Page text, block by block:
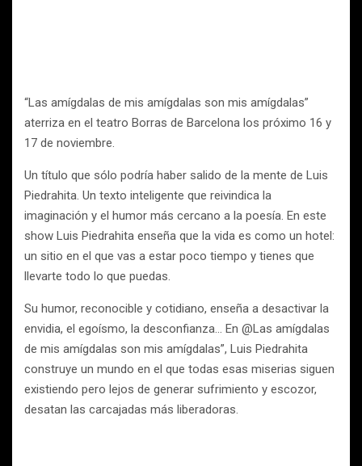
“Las amígdalas de mis amígdalas son mis amígdalas”
aterriza en el teatro Borras de Barcelona los próximo 16 y
17 de noviembre.
Un título que sólo podría haber salido de la mente de Luis
Piedrahita. Un texto inteligente que reivindica la
imaginación y el humor más cercano a la poesía. En este
show Luis Piedrahita enseña que la vida es como un hotel:
un sitio en el que vas a estar poco tiempo y tienes que
llevarte todo lo que puedas.
Su humor, reconocible y cotidiano, enseña a desactivar la
envidia, el egoísmo, la desconfianza… En @Las amígdalas
de mis amígdalas son mis amígdalas”, Luis Piedrahita
construye un mundo en el que todas esas miserias siguen
existiendo pero lejos de generar sufrimiento y escozor,
desatan las carcajadas más liberadoras.